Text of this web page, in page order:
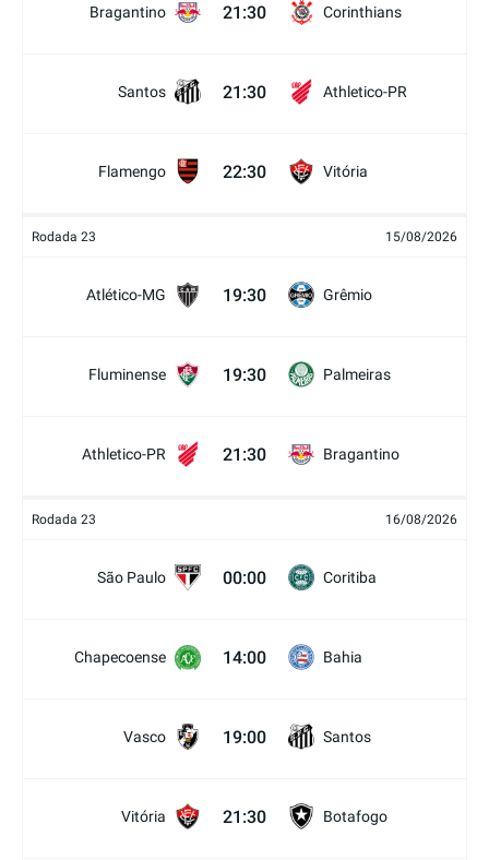
Bragantino 21:30 Corinthians
Santos 21:30 Athletico-PR
Flamengo 22:30 Vitória
Rodada 23 15/08/2026
Atlético-MG 19:30 Grêmio
Fluminense 19:30 Palmeiras
Athletico-PR 21:30 Bragantino
Rodada 23 16/08/2026
São Paulo 00:00 Coritiba
Chapecoense 14:00 Bahia
Vasco 19:00 Santos
Vitória 21:30 Botafogo